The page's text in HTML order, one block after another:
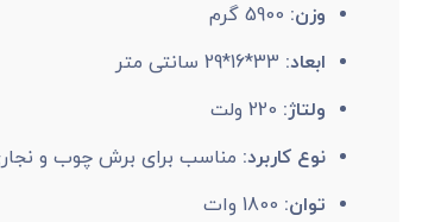
وزن:
ابعاد:
ولتاژ:
نوع کاربرد: مناسب برای برش چوب و
توان: 1800 وات